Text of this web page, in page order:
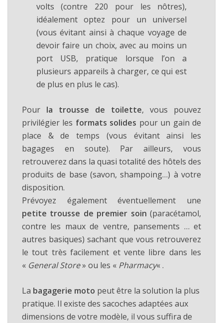
volts (contre 220 pour les nôtres),
idéalement optez pour un universel
(vous évitant ainsi à chaque voyage de
devoir faire un choix, avec au moins un
port USB, pratique lorsque l’on a
plusieurs appareils à charger, ce qui est
de plus en plus le cas).
Pour la trousse de toilette, vous pouvez
privilégier les formats solides pour un gain de
place & de temps (vous évitant ainsi les
bagages en soute). Par ailleurs, vous
retrouverez dans la quasi totalité des hôtels des
produits de base (savon, shampoing…) à votre
disposition.
Prévoyez également éventuellement une
petite trousse de premier soin (paracétamol,
contre les maux de ventre, pansements … et
autres basiques) sachant que vous retrouverez
le tout très facilement et vente libre dans les
« General Store» ou les « Pharmacy« .
La bagagerie moto peut être la solution la plus
pratique. Il existe des sacoches adaptées aux
dimensions de votre modèle, il vous suffira de